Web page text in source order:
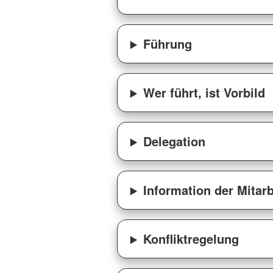
Führung
Wer führt, ist Vorbild
Delegation
Information der
Konfliktregelung